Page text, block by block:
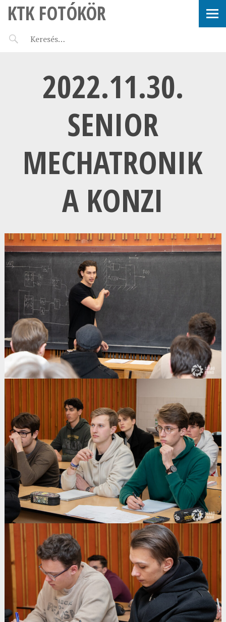
KTK FOTÓKÖR
2022.11.30.
SENIOR
MECHATRONIK
A KONZI